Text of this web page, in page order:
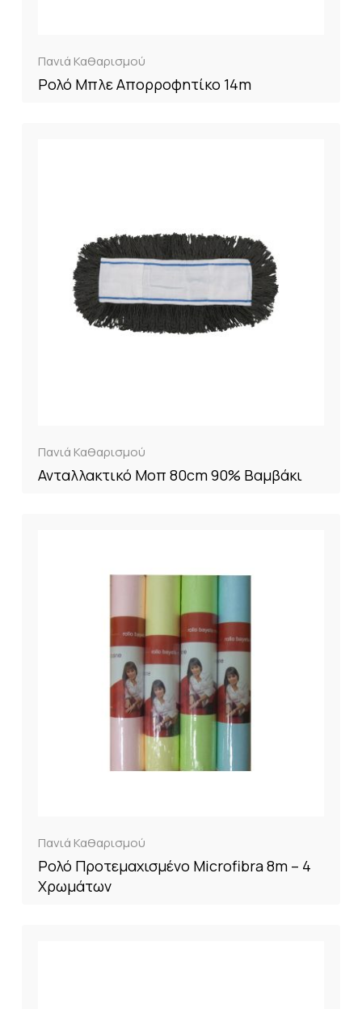
Πανιά Καθαρισμού
Ρολό Μπλε Απορροφητίκο 14m
Πανιά Καθαρισμού
Ανταλλακτικό Μοπ 80cm 90% Βαμβάκι
Πανιά Καθαρισμού
Ρολό Προτεμαχισμένο Microfibra 8m – 4
Χρωμάτων